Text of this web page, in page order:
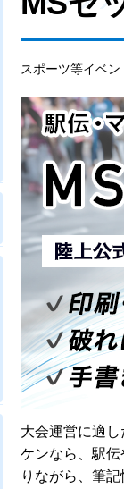
スポーツ等イベ
大会運営に適
ケンなら、駅
りながら、筆